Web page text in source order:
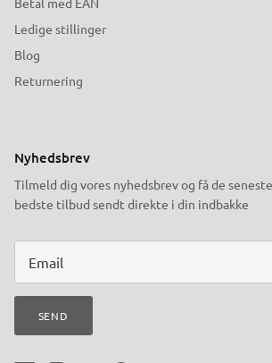
Ledige stillinger
Blog
Returnering
Nyhedsbrev
Tilmeld dig vores nyhedsbrev og få de
bedste tilbud sendt direkte i din indbakke
SEND